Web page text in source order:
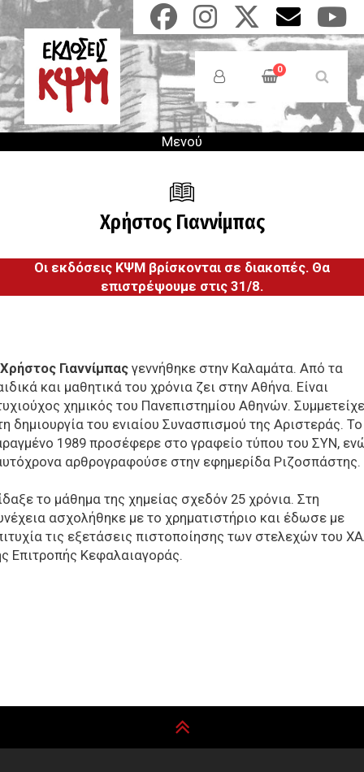
Παράκαμψη
προς
το
κυρίως
περιεχόμενο
Anonymous
Users
Menu
0
Μενού
Χρήστος Γιαννίμπας
Οι εκδόσεις ΚΨΜ βρίσκονται σε διακοπές. Θα
επιστρέψουμε στις 31/8.
Χρήστος Γιαννίμπας γεννήθηκε στην Καλαμάτα. Από τα
και μαθητικά του χρόνια ζει στην Αθήνα. Είναι
χημικός του Πανεπιστημίου Αθηνών. Συμμετείχε
δημιουργία του ενιαίου Συνασπισμού της Αριστεράς. Το
1989 προσέφερε στο γραφείο τύπου του ΣΥΝ,
αρθρογραφούσε στην εφημερίδα Ριζοσπάστης.
το μάθημα της χημείας σχεδόν 25 χρόνια. Στη
ασχολήθηκε με το χρηματιστήριο και έδωσε με
τις εξετάσεις πιστοποίησης των στελεχών του
Επιτροπής Κεφαλαιαγοράς.